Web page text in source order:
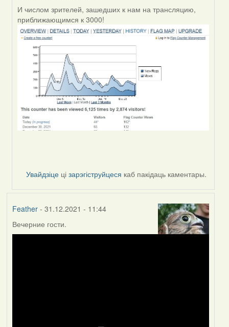
И числом зрителей, зашедших к нам на трансляцию,
приближающимся к 3000!
Увайдзіце цізарэгіструйцеся каб пакідаць каментары.
Feather- 31.12.2021 - 11:44
Вечерние гости.